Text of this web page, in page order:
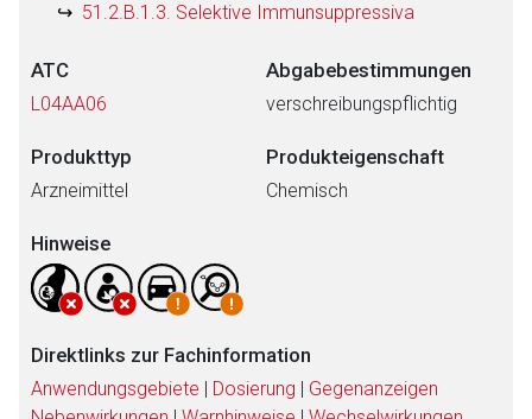
51.2.B.1.3. Selektive Immunsuppressiva
ATC
L04AA06
Abgabebestimmungen
verschreibungspflichtig
Produkttyp
Arzneimittel
Produkteigenschaft
Chemisch
Hinweise
Direktlinks zur Fachinformation
Anwendungsgebiete | Dosierung | Gegenanzeigen